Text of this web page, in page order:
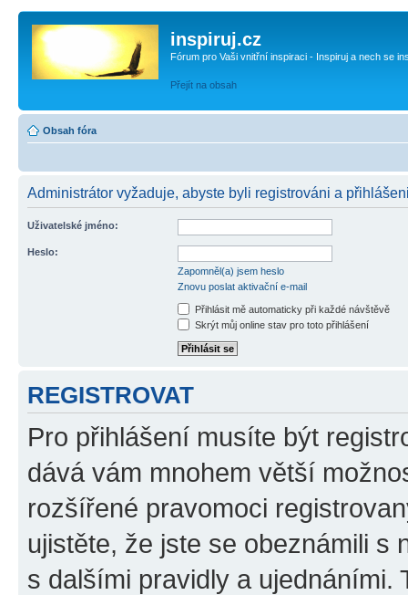
inspiruj.cz
Fórum pro Vaši vnitřní inspiraci - Inspiruj a nech se
Přejít na obsah
Obsah fóra
Administrátor vyžaduje, abyste byli registrováni a
Uživatelské jméno:
Heslo:
Zapomněl(a) jsem heslo
Znovu poslat aktivační e-mail
Přihlásit mě automaticky při každé návštěvě
Skrýt můj online stav pro toto přihlášení
REGISTROVAT
Pro přihlášení musíte být
dává vám mnohem větší
rozšířené pravomoci
ujistěte, že jste se obeznámili s
s dalšími pravidly a ujednáními.